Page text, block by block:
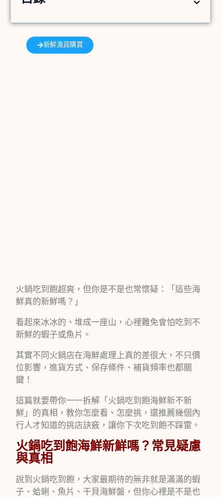
新鮮漁貨購買
火鍋吃到飽超爽，但你是不是也常懷疑：「這些海
鮮真的新鮮嗎？」
看起來冰冰的、堆成一座山，心裡難免會怕吃到不
新鮮的蝦子或魚片。
其實不同火鍋店在海鮮處理上真的差很大，不只價
位影響，進貨方式、保存條件、補貨頻率也都關
鍵！
這篇就要帶你一一拆解「火鍋吃到飽海鮮新不新
鮮」的真相，教你怎麼看、怎麼挑，還推薦幾個內
行人才知道的挑店訣竅，讓你下次吃到飽不踩雷。
火鍋吃到飽海鮮新鮮嗎？常見疑慮
與真相
說到火鍋吃到飽，大家最期待的無非就是滿滿的蝦
子、蛤蜊、魚片、干貝海鮮盤，但你心裡是不是也